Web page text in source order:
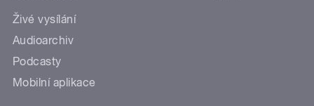
Živé vysílání
Audioarchiv
Podcasty
Mobilní aplikace